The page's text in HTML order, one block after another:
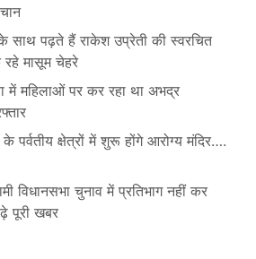
साथ पढ़ते हैं राकेश उप्रेती की स्वरचित
मासूम चेहरे
में महिलाओं पर कर रहा था अभद्र
क्षेत्रों में शुरू होंगे आरोग्य मंदिर….
चुनाव में प्रतिभाग नहीं कर
पूरी खबर